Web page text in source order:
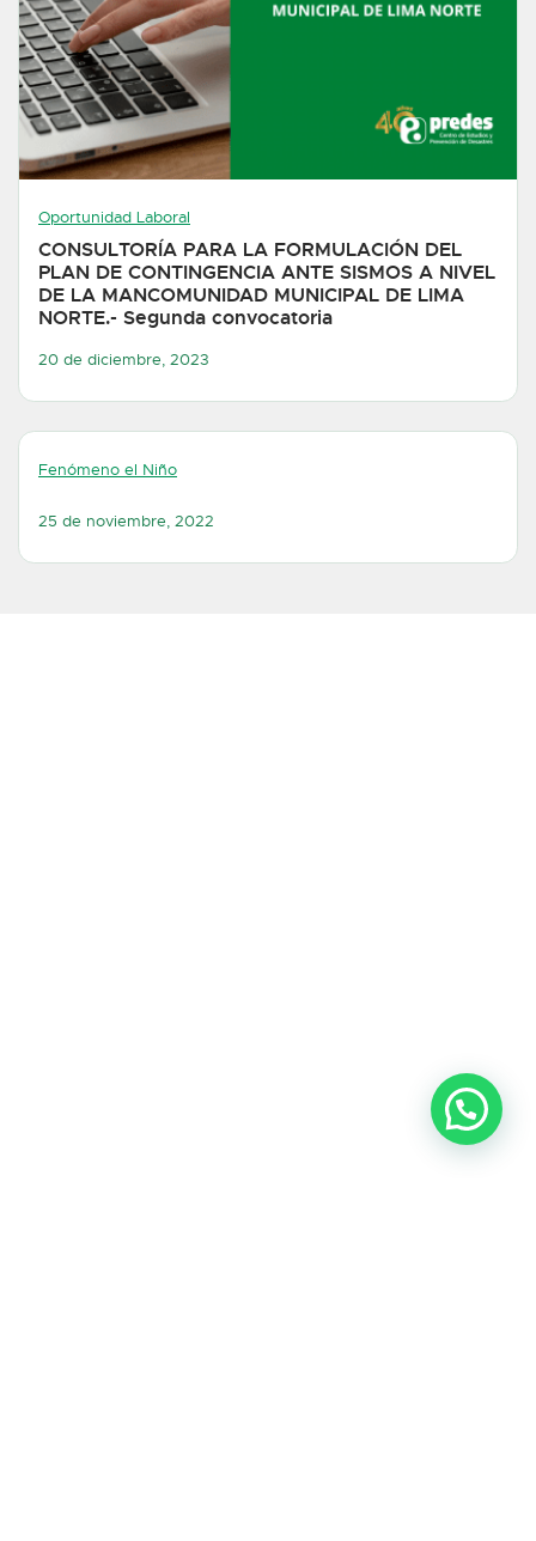
Oportunidad Laboral
CONSULTORÍA PARA LA FORMULACIÓN DEL
PLAN DE CONTINGENCIA ANTE SISMOS A NIVEL
DE LA MANCOMUNIDAD MUNICIPAL DE LIMA
NORTE.- Segunda convocatoria
20 de diciembre, 2023
Fenómeno el Niño
25 de noviembre, 2022